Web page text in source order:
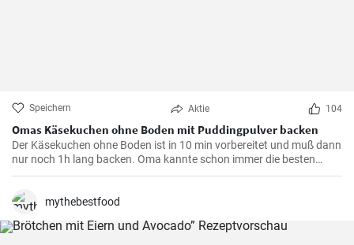
Speichern Aktie 104
Omas Käsekuchen ohne Boden mit Puddingpulver backen
Der Käsekuchen ohne Boden ist in 10 min vorbereitet und muß dann
nur noch 1h lang backen. Oma kannte schon immer die besten
Käsekuchen Rezepte für den Kaffeetisch und dieser wird mit Vanille
mythebestfood